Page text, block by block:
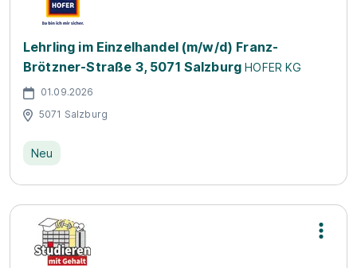
Lehrling im Einzelhandel (m/w/d) Franz-
Brötzner-Straße 3, 5071 Salzburg HOFER KG
01.09.2026
5071 Salzburg
Neu